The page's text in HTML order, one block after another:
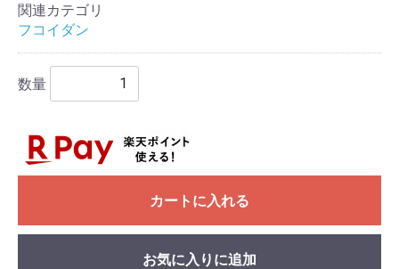
関連カテゴリ
フコイダン
数量
カートに入れる
お気に入りに追加